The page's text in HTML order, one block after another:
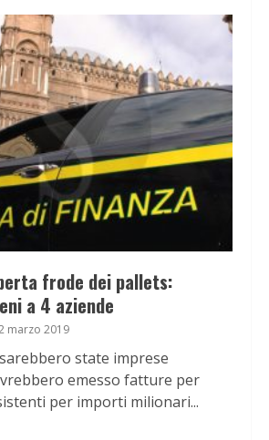
frode dei pallets:
a 4 aziende
marzo 2019
state imprese
emesso fatture per
per importi milionari...